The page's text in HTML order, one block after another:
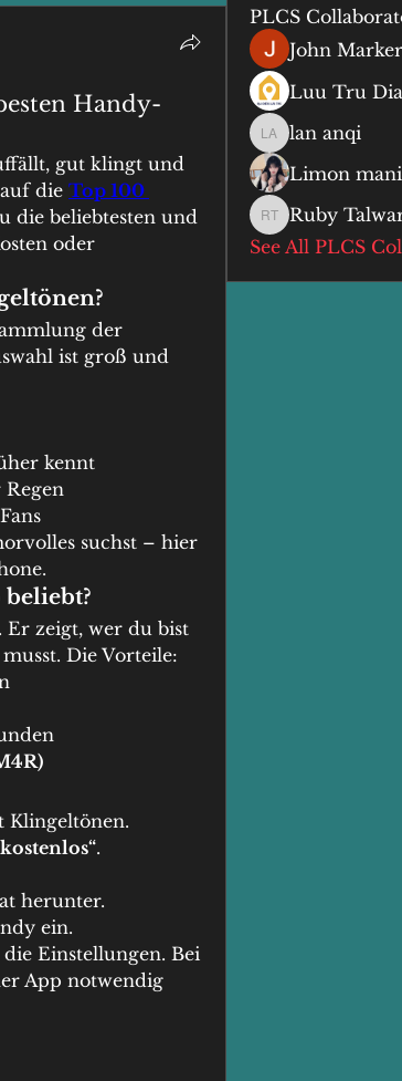
Handy-
gut klingt und
die Top 100
die beliebtesten und
oder
der
ist groß und
kennt
Regen
suchst – hier
zeigt, wer du bist
Die Vorteile:
Klingeltönen.
.
herunter.
ein.
Einstellungen. Bei
App notwendig
PLCS
John Marker
Luu Tru
lan anqi
lan anqi
Limon
Ruby Talwar
Ruby
See All PLCS